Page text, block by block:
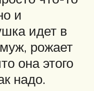
и
идет в
рожает
она этого
надо.